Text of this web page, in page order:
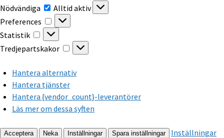
Nödvändiga
Nödvändiga
Alltid aktiv
Preferences
Preferences
Statistik
Statistik
Tredjepartskakor
Tredjepartskakor
Hantera alternativ
Hantera tjänster
Hantera {vendor_count}-leverantörer
Läs mer om dessa syften
Acceptera Neka Inställningar Spara inställningar Inställningar